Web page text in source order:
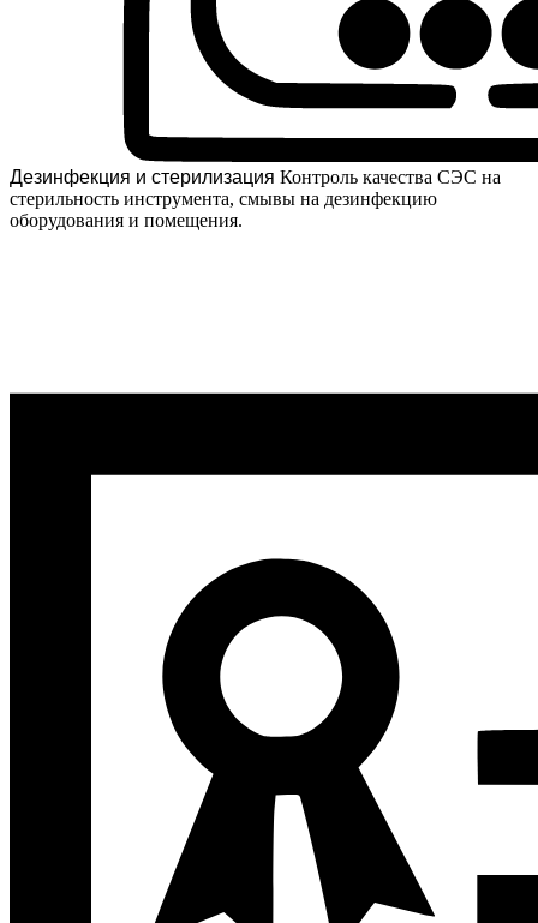
Дезинфекция и стерилизация Контроль качества СЭС на
стерильность инструмента, смывы на дезинфекцию
оборудования и помещения.